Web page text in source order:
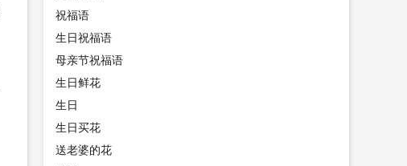
祝福语
生日祝福语
母亲节祝福语
生日鲜花
生日
生日买花
送老婆的花